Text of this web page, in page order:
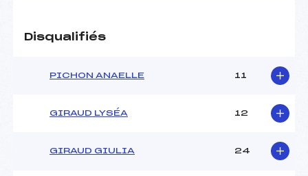
Disqualifiés
PICHON ANAELLE 11
GIRAUD LYSÉA 12
GIRAUD GIULIA 24